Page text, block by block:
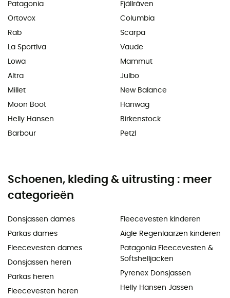
Patagonia
Ortovox
Rab
La Sportiva
Lowa
Altra
Millet
Moon Boot
Helly Hansen
Barbour
Fjällräven
Columbia
Scarpa
Vaude
Mammut
Julbo
New Balance
Hanwag
Birkenstock
Petzl
Schoenen, kleding & uitrusting : meer
categorieën
Donsjassen dames
Parkas dames
Fleecevesten dames
Donsjassen heren
Parkas heren
Fleecevesten heren
Fleecevesten kinderen
Aigle Regenlaarzen kinderen
Patagonia Fleecevesten &
Softshelljacken
Pyrenex Donsjassen
Helly Hansen Jassen